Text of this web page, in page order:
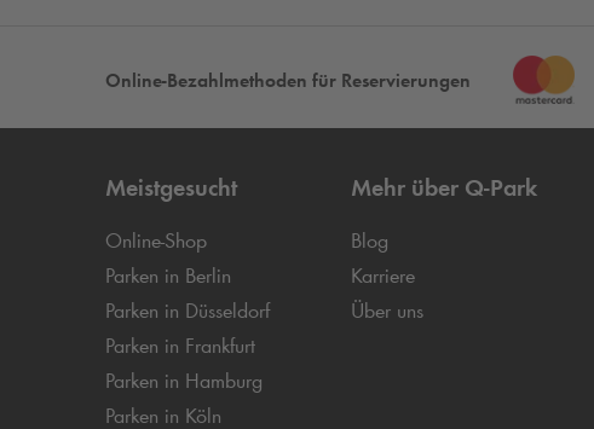
Online-Bezahlmethoden für Reservierungen
Meistgesucht
Online-Shop
Parken in Berlin
Parken in Düsseldorf
Parken in Frankfurt
Parken in Hamburg
Parken in Köln
Mehr über Q-Park
Blog
Karriere
Über uns